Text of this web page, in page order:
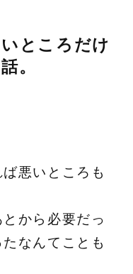
ところだけ
。
悪いところも
から必要だっ
なんてことも